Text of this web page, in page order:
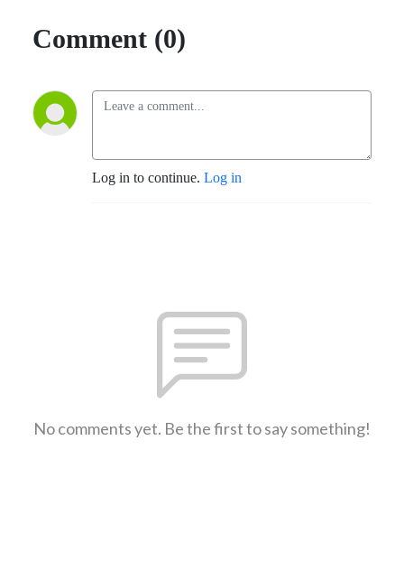
Comment (0)
Log in to continue. Log in
No comments yet. Be the first to say something!